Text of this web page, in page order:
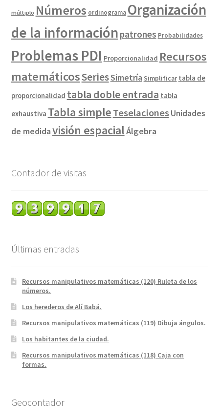
múltiplo Números ordinograma Organización
de la información patrones Probabilidades
Problemas PDI Proporcionalidad Recursos
matemáticosSeriesSimetría Simplificar tabla de
proporcionalidad tabla doble entrada tabla
exhaustiva Tabla simpleTeselacionesUnidades
de medidavisión espacialÁlgebra
Contador de visitas
Últimas entradas
Recursos manipulativos matemáticas (120) Ruleta de los
números.
Los herederos de Alí Babá.
Recursos manipulativos matemáticas (119) Dibuja ángulos.
Los habitantes de la ciudad.
Recursos manipulativos matemáticas (118) Caja con
formas.
Geocontador